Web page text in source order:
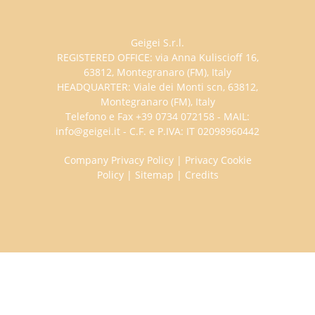
Geigei S.r.l.
REGISTERED OFFICE: via Anna Kuliscioff 16,
63812, Montegranaro (FM), Italy
HEADQUARTER: Viale dei Monti scn, 63812,
Montegranaro (FM), Italy
Telefono e Fax +39 0734 072158 - MAIL:
info@geigei.it - C.F. e P.IVA: IT 02098960442
Company Privacy Policy| Privacy Cookie
Policy| Sitemap | Credits